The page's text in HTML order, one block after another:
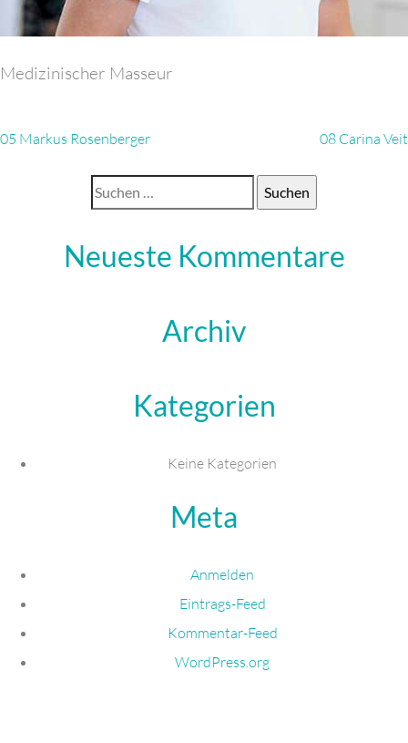
Medizinischer Masseur
Beitragsnavigation
05 Markus Rosenberger 08 Carina Veit
Suchen
Neueste Kommentare
Archiv
Kategorien
Keine Kategorien
Meta
Anmelden
Eintrags-Feed
Kommentar-Feed
WordPress.org